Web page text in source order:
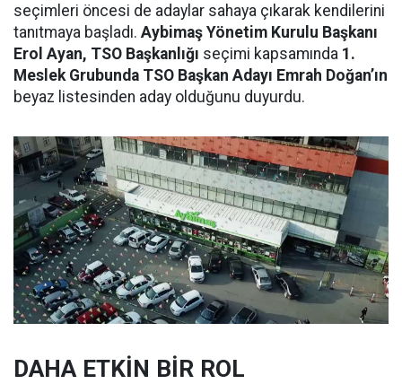
seçimleri öncesi de adaylar sahaya çıkarak kendilerini
tanıtmaya başladı. Aybimaş Yönetim Kurulu Başkanı
Erol Ayan, TSO Başkanlığı seçimi kapsamında 1.
Meslek Grubunda TSO Başkan Adayı Emrah Doğan’ın
beyaz listesinden aday olduğunu duyurdu.
DAHA ETKİN BİR ROL